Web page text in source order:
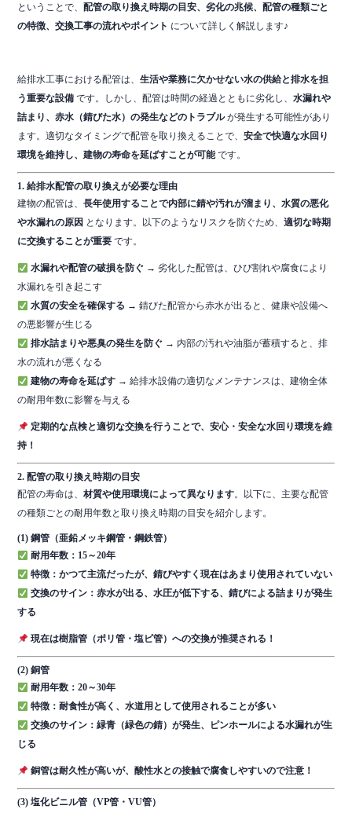
ということで、 配管の取り換え時期の目安、劣化の兆候、配管の種類ごと
の特徴、交換工事の流れやポイント について詳しく解説します♪
給排水工事における配管は、生活や業務に欠かせない水の供給と排水を担
う重要な設備 です。しかし、配管は時間の経過とともに劣化し、水漏れや
詰まり、赤水（錆びた水）の発生などのトラブルが発生する可能性があり
ます。適切なタイミングで配管を取り換えることで、安全で快適な水回り
環境を維持し、建物の寿命を延ばすことが可能です。
1. 給排水配管の取り換えが必要な理由
建物の配管は、長年使用することで内部に錆や汚れが溜まり、水質の悪化
や水漏れの原因 となります。以下のようなリスクを防ぐため、適切な時期
に交換することが重要 です。
水漏れや配管の破損を防ぐ → 劣化した配管は、ひび割れや腐食により
水漏れを引き起こす
水質の安全を確保する → 錆びた配管から赤水が出ると、健康や設備へ
の悪影響が生じる
排水詰まりや悪臭の発生を防ぐ → 内部の汚れや油脂が蓄積すると、排
水の流れが悪くなる
建物の寿命を延ばす → 給排水設備の適切なメンテナンスは、建物全体
の耐用年数に影響を与える
定期的な点検と適切な交換を行うことで、安心・安全な水回り環境を維
持！
2. 配管の取り換え時期の目安
配管の寿命は、材質や使用環境によって異なります。以下に、主要な配管
の種類ごとの耐用年数と取り換え時期の目安を紹介します。
(1) 鋼管（亜鉛メッキ鋼管・鋼鉄管）
耐用年数：15～20年
特徴：かつて主流だったが、錆びやすく現在はあまり使用されていない
交換のサイン：赤水が出る、水圧が低下する、錆びによる詰まりが発生
する
現在は樹脂管（ポリ管・塩ビ管）への交換が推奨される！
(2) 銅管
耐用年数：20～30年
特徴：耐食性が高く、水道用として使用されることが多い
交換のサイン：緑青（緑色の錆）が発生、ピンホールによる水漏れが生
じる
銅管は耐久性が高いが、酸性水との接触で腐食しやすいので注意！
(3) 塩化ビニル管（VP管・VU管）